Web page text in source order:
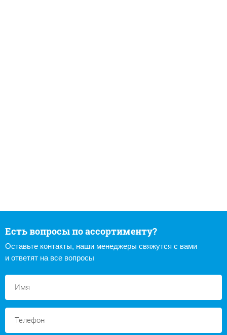
Есть вопросы по ассортименту?
Оставьте контакты, наши менеджеры свяжутся с вами
и ответят на все вопросы